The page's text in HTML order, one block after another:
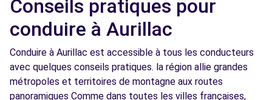
Conseils pratiques pour
conduire à Aurillac
Conduire à Aurillac est accessible à tous les conducteurs
avec quelques conseils pratiques. la région allie grandes
métropoles et territoires de montagne aux routes
panoramiques Comme dans toutes les villes françaises,